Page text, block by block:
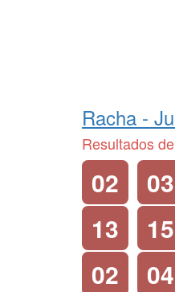
Racha -
Resultados
02 03
13
15
02
04